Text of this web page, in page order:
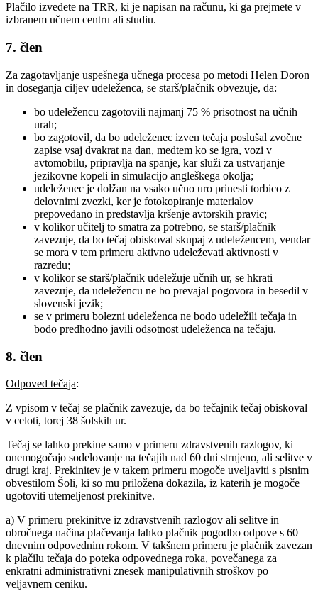
Plačilo izvedete na TRR, ki je napisan na računu, ki ga prejmete v
izbranem učnem centru ali studiu.
7. člen
Za zagotavljanje uspešnega učnega procesa po metodi Helen Doron
in doseganja ciljev udeleženca, se starš/plačnik obvezuje, da:
bo udeležencu zagotovili najmanj 75 % prisotnost na učnih
urah;
bo zagotovil, da bo udeleženec izven tečaja poslušal zvočne
zapise vsaj dvakrat na dan, medtem ko se igra, vozi v
avtomobilu, pripravlja na spanje, kar služi za ustvarjanje
jezikovne kopeli in simulacijo angleškega okolja;
udeleženec je dolžan na vsako učno uro prinesti torbico z
delovnimi zvezki, ker je fotokopiranje materialov
prepovedano in predstavlja kršenje avtorskih pravic;
v kolikor učitelj to smatra za potrebno, se starš/plačnik
zavezuje, da bo tečaj obiskoval skupaj z udeležencem, vendar
se mora v tem primeru aktivno udeleževati aktivnosti v
razredu;
v kolikor se starš/plačnik udeležuje učnih ur, se hkrati
zavezuje, da udeležencu ne bo prevajal pogovora in besedil v
slovenski jezik;
se v primeru bolezni udeleženca ne bodo udeležili tečaja in
bodo predhodno javili odsotnost udeleženca na tečaju.
8. člen
Odpoved tečaja:
Z vpisom v tečaj se plačnik zavezuje, da bo tečajnik tečaj obiskoval
v celoti, torej 38 šolskih ur.
Tečaj se lahko prekine samo v primeru zdravstvenih razlogov, ki
onemogočajo sodelovanje na tečajih nad 60 dni strnjeno, ali selitve v
drugi kraj. Prekinitev je v takem primeru mogoče uveljaviti s pisnim
obvestilom Šoli, ki so mu priložena dokazila, iz katerih je mogoče
ugotoviti utemeljenost prekinitve.
a) V primeru prekinitve iz zdravstvenih razlogov ali selitve in
obročnega načina plačevanja lahko plačnik pogodbo odpove s 60
dnevnim odpovednim rokom. V takšnem primeru je plačnik zavezan
k plačilu tečaja do poteka odpovednega roka, povečanega za
enkratni administrativni znesek manipulativnih stroškov po
veljavnem ceniku.